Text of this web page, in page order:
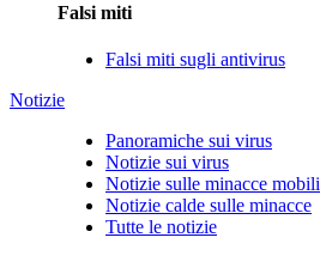
Falsi miti
Falsi miti sugli antivirus
Notizie
Panoramiche sui virus
Notizie sui virus
Notizie sulle minacce mobili
Notizie calde sulle minacce
Tutte le notizie